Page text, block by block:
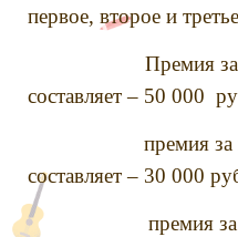
первое, второе и
Премия за
составляет – 50 000
премия за
составляет – 30 000
премия за